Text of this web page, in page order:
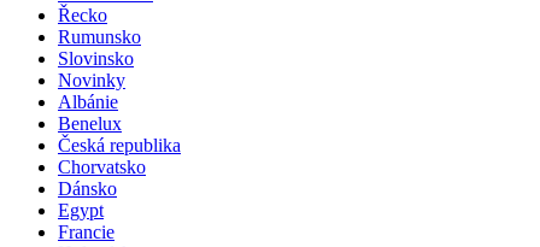
Řecko
Rumunsko
Slovinsko
Novinky
Albánie
Benelux
Česká republika
Chorvatsko
Dánsko
Egypt
Francie